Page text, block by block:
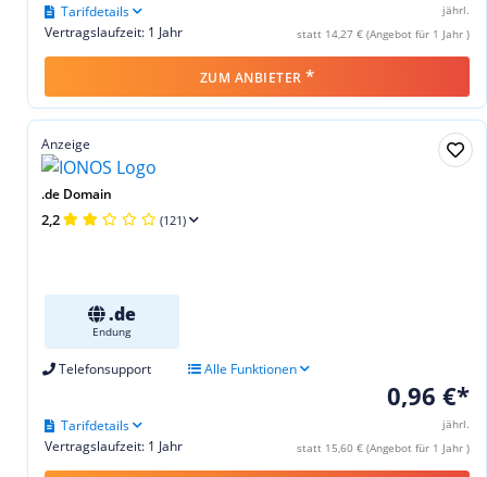
jährl.
statt 14,27 € (Angebot für 1 Jahr )
Vertragslaufzeit: 1 Jahr
Tarifdetails
ZUM ANBIETER *
Anzeige
.de Domain
2,2 (121)
.de
Endung
Telefonsupport Alle Funktionen
0,96 €*
jährl.
statt 15,60 € (Angebot für 1 Jahr )
Vertragslaufzeit: 1 Jahr
Tarifdetails